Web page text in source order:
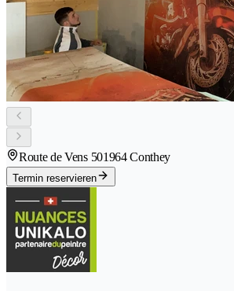
Route de Vens 501964 Conthey
Termin reservieren